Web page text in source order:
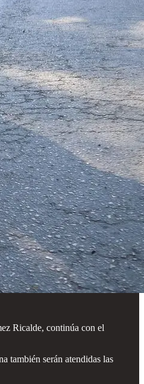
Ricalde, continúa con el
también serán atendidas las